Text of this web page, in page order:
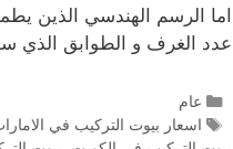
اما الرسم الهندسي الذين
عدد الغرف و الطوابق
عام
اسعار بيوت التركيب في